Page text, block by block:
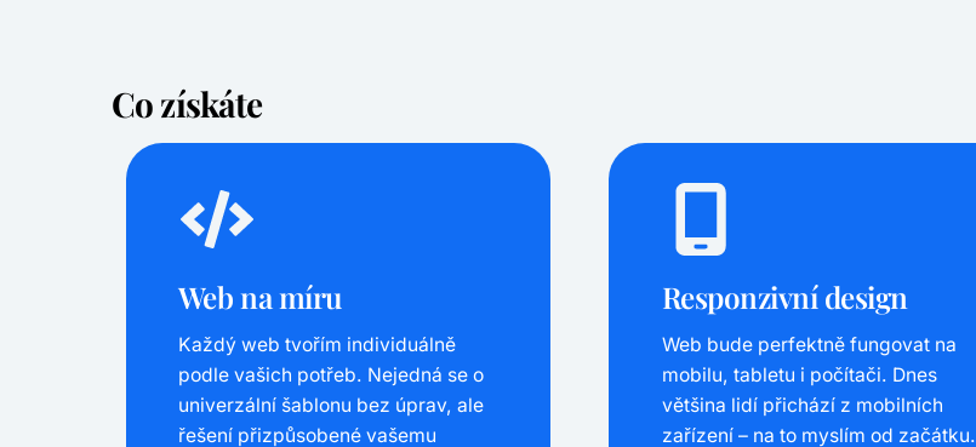
Co získáte
Web na míru
Každý web tvořím individuálně
podle vašich potřeb. Nejedná se o
univerzální šablonu bez úprav, ale
řešení přizpůsobené vašemu
Responzivní design
Web bude perfektně fungovat na
mobilu, tabletu i počítači. Dnes
většina lidí přichází z mobilních
zařízení – na to myslím od začátku.